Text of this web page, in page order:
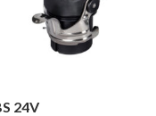
24V